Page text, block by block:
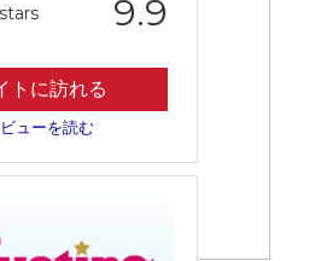
9.9
トに訪れる
ューを読む